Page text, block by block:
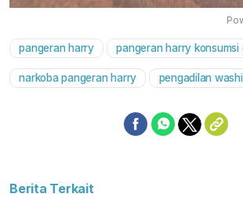
pangeran harry pangeran harry konsumsi
narkoba pangeran harry pengadilan
Berita Terkait